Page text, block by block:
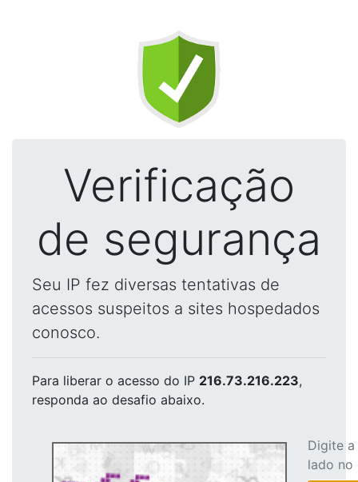
Verificação
de segurança
Seu IP fez diversas tentativas de
acessos suspeitos a sites hospedados
conosco.
Para liberar o acesso do IP 216.73.216.223,
responda ao desafio abaixo.
Digite
lado no